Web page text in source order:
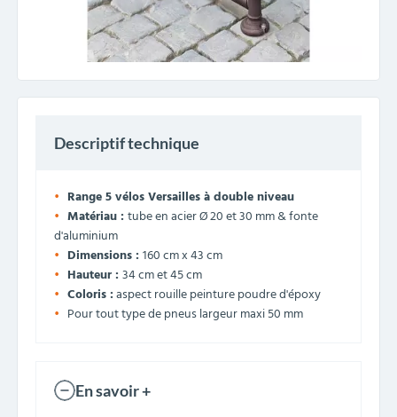
Descriptif technique
Range 5 vélos Versailles à double niveau
Matériau : tube en acier Ø 20 et 30 mm & fonte
d'aluminium
Dimensions : 160 cm x 43 cm
Hauteur : 34 cm et 45 cm
Coloris :aspect rouille peinture poudre d'époxy
Pour tout type de pneus largeur maxi 50 mm
En savoir +